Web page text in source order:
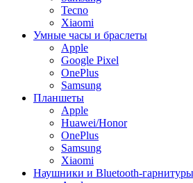
Tecno
Xiaomi
Умные часы и браслеты
Apple
Google Pixel
OnePlus
Samsung
Планшеты
Apple
Huawei/Honor
OnePlus
Samsung
Xiaomi
Наушники и Bluetooth-гарнитуры